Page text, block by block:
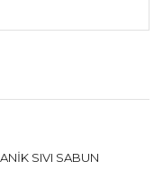
SIVI SABUN